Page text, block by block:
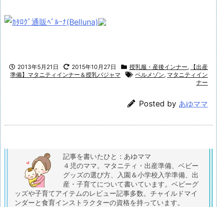
2013年5月21日 2015年10月27日 授乳服・産後インナー,
【出産
準備】マタニティインナー＆授乳パジャマ
ベルメゾン, マタニティイン
ナー
Posted by あゆママ
記事を書いたひと：あゆママ
４児のママ。マタニティ・出産準備、ベビー
グッズの選び方、入園＆小学校入学準備、出
産・子育てについて書いています。ベビーグ
ッズや子育てアイテムのレビュー記事多数。チャイルドマイ
ンダーと食育インストラクターの資格を持っています。